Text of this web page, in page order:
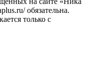
обязательна.
только с